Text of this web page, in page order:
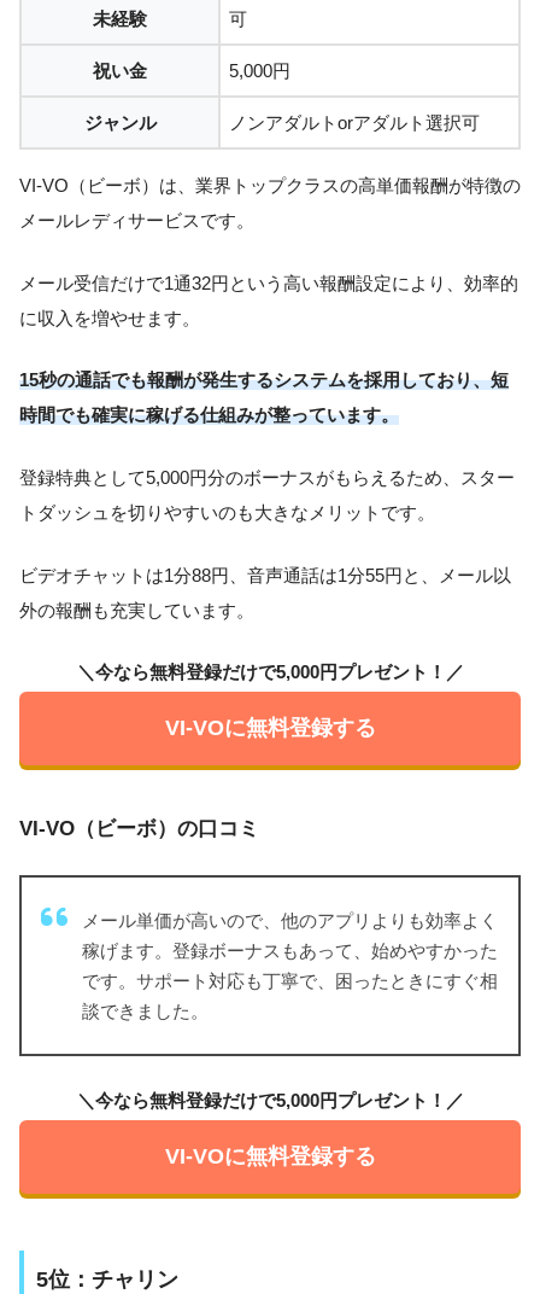
未経験 可
祝い金 5,000円
ジャンル ノンアダルトorアダルト選択可
VI-VO（ビーボ）は、業界トップクラスの高単価報酬が特徴の
メールレディサービスです。
メール受信だけで1通32円という高い報酬設定により、効率的
に収入を増やせます。
15秒の通話でも報酬が発生するシステムを採用しており、短
時間でも確実に稼げる仕組みが整っています。
登録特典として5,000円分のボーナスがもらえるため、スター
トダッシュを切りやすいのも大きなメリットです。
ビデオチャットは1分88円、音声通話は1分55円と、メール以
外の報酬も充実しています。
＼今なら無料登録だけで5,000円プレゼント！／
VI-VOに無料登録する
VI-VO（ビーボ）の口コミ
メール単価が高いので、他のアプリよりも効率よく
稼げます。登録ボーナスもあって、始めやすかった
です。サポート対応も丁寧で、困ったときにすぐ相
談できました。
＼今なら無料登録だけで5,000円プレゼント！／
VI-VOに無料登録する
5位：チャリン